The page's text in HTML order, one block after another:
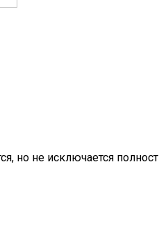
но не исключается